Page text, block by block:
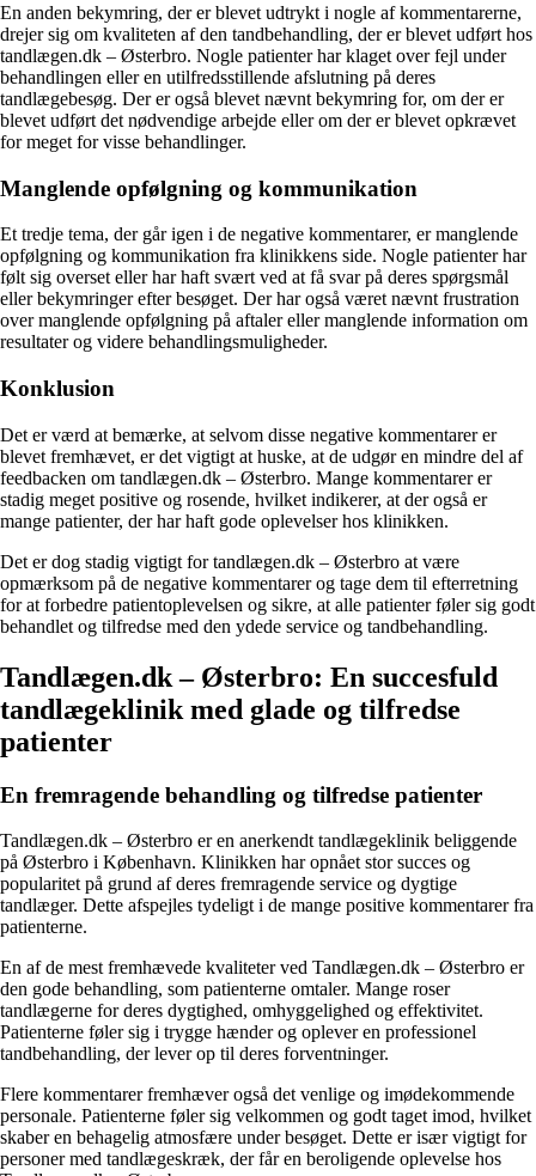
En anden bekymring, der er blevet udtrykt i nogle af kommentarerne,
drejer sig om kvaliteten af den tandbehandling, der er blevet udført hos
tandlægen.dk – Østerbro. Nogle patienter har klaget over fejl under
behandlingen eller en utilfredsstillende afslutning på deres
tandlægebesøg. Der er også blevet nævnt bekymring for, om der er
blevet udført det nødvendige arbejde eller om der er blevet opkrævet
for meget for visse behandlinger.
Manglende opfølgning og kommunikation
Et tredje tema, der går igen i de negative kommentarer, er manglende
opfølgning og kommunikation fra klinikkens side. Nogle patienter har
følt sig overset eller har haft svært ved at få svar på deres spørgsmål
eller bekymringer efter besøget. Der har også været nævnt frustration
over manglende opfølgning på aftaler eller manglende information om
resultater og videre behandlingsmuligheder.
Konklusion
Det er værd at bemærke, at selvom disse negative kommentarer er
blevet fremhævet, er det vigtigt at huske, at de udgør en mindre del af
feedbacken om tandlægen.dk – Østerbro. Mange kommentarer er
stadig meget positive og rosende, hvilket indikerer, at der også er
mange patienter, der har haft gode oplevelser hos klinikken.
Det er dog stadig vigtigt for tandlægen.dk – Østerbro at være
opmærksom på de negative kommentarer og tage dem til efterretning
for at forbedre patientoplevelsen og sikre, at alle patienter føler sig godt
behandlet og tilfredse med den ydede service og tandbehandling.
Tandlægen.dk – Østerbro: En succesfuld
tandlægeklinik med glade og tilfredse
patienter
En fremragende behandling og tilfredse patienter
Tandlægen.dk – Østerbro er en anerkendt tandlægeklinik beliggende
på Østerbro i København. Klinikken har opnået stor succes og
popularitet på grund af deres fremragende service og dygtige
tandlæger. Dette afspejles tydeligt i de mange positive kommentarer fra
patienterne.
En af de mest fremhævede kvaliteter ved Tandlægen.dk – Østerbro er
den gode behandling, som patienterne omtaler. Mange roser
tandlægerne for deres dygtighed, omhyggelighed og effektivitet.
Patienterne føler sig i trygge hænder og oplever en professionel
tandbehandling, der lever op til deres forventninger.
Flere kommentarer fremhæver også det venlige og imødekommende
personale. Patienterne føler sig velkommen og godt taget imod, hvilket
skaber en behagelig atmosfære under besøget. Dette er især vigtigt for
personer med tandlægeskræk, der får en beroligende oplevelse hos